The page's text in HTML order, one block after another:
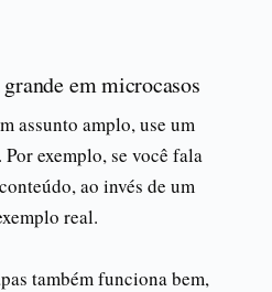
em microcasos
assunto amplo, use um
exemplo, se você fala
ao invés de um
real.
também funciona bem,